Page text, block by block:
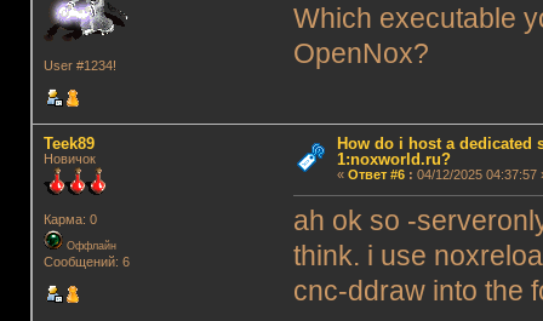
User #1234!
Which executable
OpenNox?
Teek89
Новичок
Карма: 0
Оффлайн
Сообщений: 6
How do i host a dedicated
1:noxworld.ru?
« Ответ #6: 04/12/2025 04:37:57
ah ok so -
think. i use
cnc-ddraw into the